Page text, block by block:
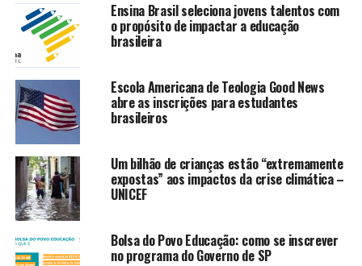
Ensina Brasil seleciona jovens talentos com
o propósito de impactar a educação
brasileira
Escola Americana de Teologia Good News
abre as inscrições para estudantes
brasileiros
Um bilhão de crianças estão “extremamente
expostas” aos impactos da crise climática –
UNICEF
Bolsa do Povo Educação: como se inscrever
no programa do Governo de SP